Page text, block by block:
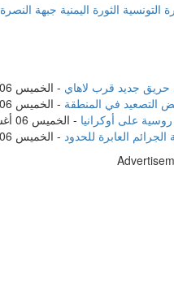
التونسية الثورة اليمنية جبهة النصرة
حريق جديد قرب لاهاي - الخميس 06 أغسطس 2026 05:14 صباحاً
التصعيد في المنطقة - الخميس 06 أغسطس 2026 05:14 صباحاً
روسية على أوكرانيا - الخميس 06 أغسطس 2026 05:14 صباحاً
العابرة للحدود - الخميس 06 أغسطس 2026 05:14 صباحاً